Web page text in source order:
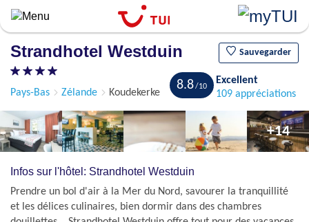
Aller
au
principal
Strandhotel Westduin Sauvegarder
Pays-Bas Zélande Koudekerke
8.8
Excellent
109 appréciations
+14
Infos sur l'hôtel: Strandhotel Westduin
Prendre un bol d'air à la Mer du Nord, savourer la tranquillité
et les délices culinaires, bien dormir dans des chambres